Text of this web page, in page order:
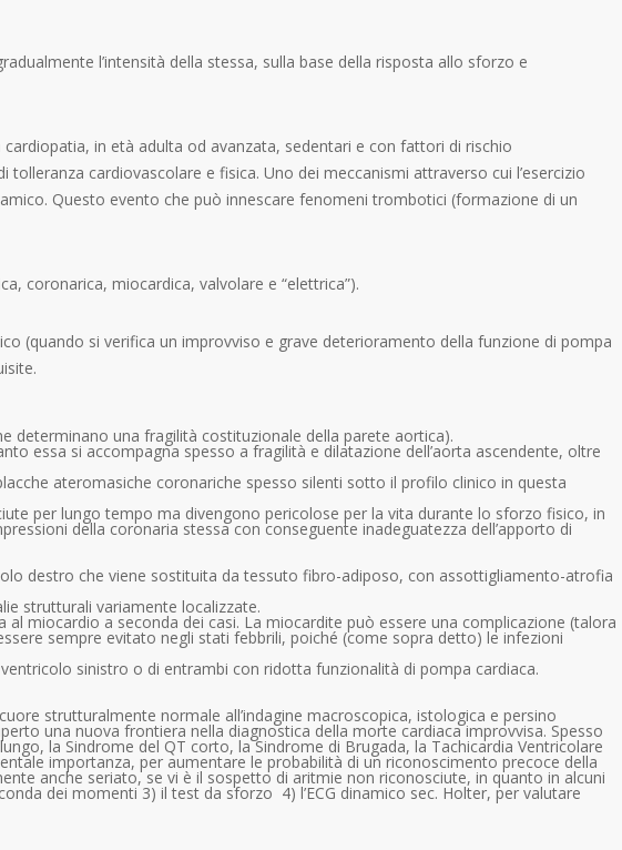
l’intensità della stessa, sulla base della risposta allo sforzo e
in età adulta od avanzata, sedentari e con fattori di rischio
cardiovascolare e fisica. Uno dei meccanismi attraverso cui l’esercizio
Questo evento che può innescare fenomeni trombotici (formazione di un
coronarica, miocardica, valvolare e “elettrica”).
(quando si verifica un improvviso e grave deterioramento della funzione di pompa
determinano una fragilità costituzionale della parete aortica).
essa si accompagna spesso a fragilità e dilatazione dell’aorta ascendente, oltre
ateromasiche coronariche spesso silenti sotto il profilo clinico in questa
per lungo tempo ma divengono pericolose per la vita durante lo sforzo fisico, in
della coronaria stessa con conseguente inadeguatezza dell’apporto di
destro che viene sostituita da tessuto fibro-adiposo, con assottigliamento-atrofia
strutturali variamente localizzate.
miocardio a seconda dei casi. La miocardite può essere una complicazione (talora
sempre evitato negli stati febbrili, poiché (come sopra detto) le infezioni
sinistro o di entrambi con ridotta funzionalità di pompa cardiaca.
strutturalmente normale all’indagine macroscopica, istologica e persino
una nuova frontiera nella diagnostica della morte cardiaca improvvisa. Spesso
la Sindrome del QT corto, la Sindrome di Brugada, la Tachicardia Ventricolare
importanza, per aumentare le probabilità di un riconoscimento precoce della
anche seriato, se vi è il sospetto di aritmie non riconosciute, in quanto in alcuni
dei momenti 3) il test da sforzo 4) l’ECG dinamico sec. Holter, per valutare